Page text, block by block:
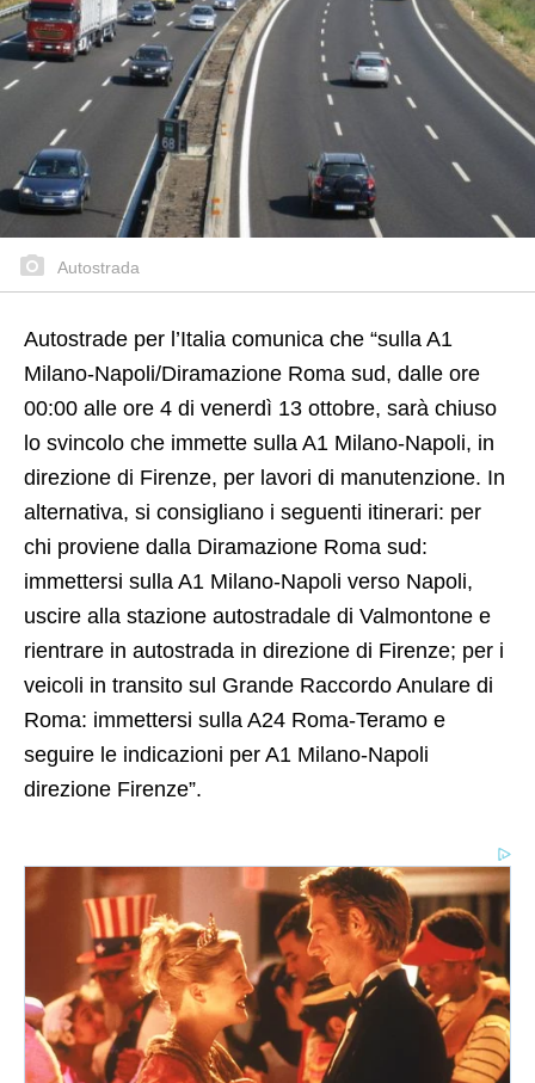
Autostrada
Autostrade per l’Italia comunica che “sulla A1
Milano-Napoli/Diramazione Roma sud, dalle ore
00:00 alle ore 4 di venerdì 13 ottobre, sarà chiuso
lo svincolo che immette sulla A1 Milano-Napoli, in
direzione di Firenze, per lavori di manutenzione. In
alternativa, si consigliano i seguenti itinerari: per
chi proviene dalla Diramazione Roma sud:
immettersi sulla A1 Milano-Napoli verso Napoli,
uscire alla stazione autostradale di Valmontone e
rientrare in autostrada in direzione di Firenze; per i
veicoli in transito sul Grande Raccordo Anulare di
Roma: immettersi sulla A24 Roma-Teramo e
seguire le indicazioni per A1 Milano-Napoli
direzione Firenze”.